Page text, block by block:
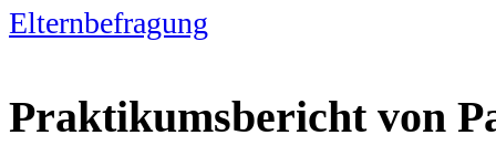
Elternbefragung
Praktikumsbericht von